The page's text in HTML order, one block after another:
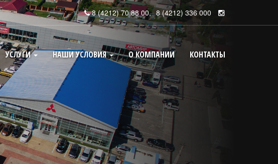
8 (4212) 70 88 00, 8 (4212) 336 000
УСЛУГИ НАШИ УСЛОВИЯ О КОМПАНИИ КОНТАКТЫ